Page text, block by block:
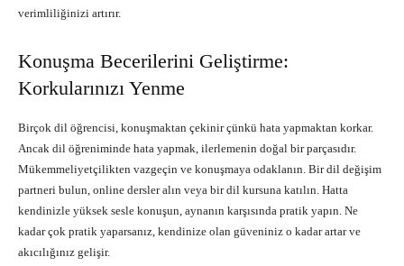
verimliliğinizi artırır.
Konuşma Becerilerini Geliştirme:
Korkularınızı Yenme
Birçok dil öğrencisi, konuşmaktan çekinir çünkü hata yapmaktan korkar.
Ancak dil öğreniminde hata yapmak, ilerlemenin doğal bir parçasıdır.
Mükemmeliyetçilikten vazgeçin ve konuşmaya odaklanın. Bir dil değişim
partneri bulun, online dersler alın veya bir dil kursuna katılın. Hatta
kendinizle yüksek sesle konuşun, aynanın karşısında pratik yapın. Ne
kadar çok pratik yaparsanız, kendinize olan güveniniz o kadar artar ve
akıcılığınız gelişir.